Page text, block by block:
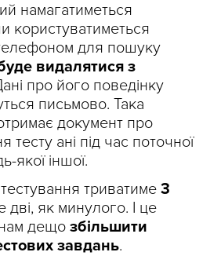
намагатиметься
користуватиметься
для пошуку
видалятися з
про його поведінку
письмово. Така
документ про
тесту ані під час поточної
якої іншої.
триватиме 3
дві, як минулого. І це
дещо збільшити
завдань.